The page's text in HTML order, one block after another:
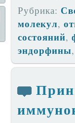
Рубрика:
молекул,
состояний,
эндорфины